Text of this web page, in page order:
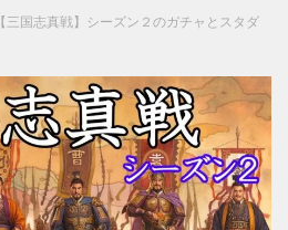
【三国志真戦】シーズン２のガチャとスタダ